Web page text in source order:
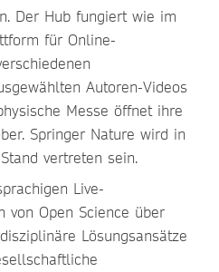
Der Hub fungiert wie im
für Online-
Autoren-Videos
Messe öffnet ihre
Springer Nature wird in
vertreten sein.
Live-
von Open Science über
Lösungsansätze